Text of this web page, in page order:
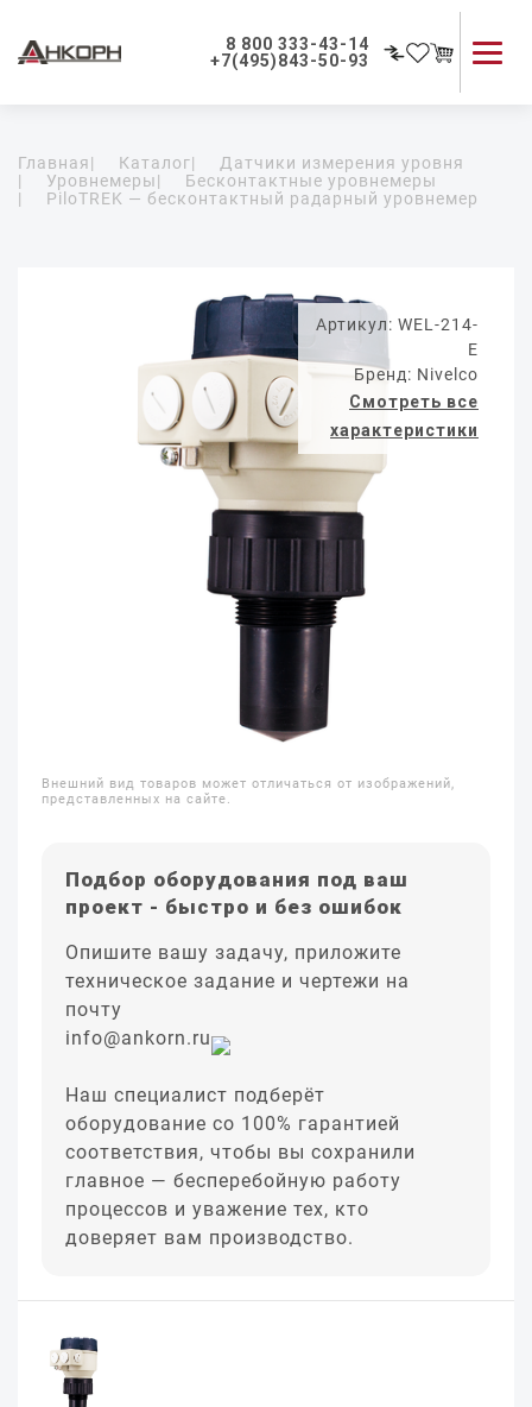
8 800 333-43-14
+7(495)843-50-93
Применение приборов
Как мы работаем
Главная| Каталог|
Датчики измерения уровня
|
Уровнемеры|
Бесконтактные уровнемеры
|
PiloTREK — бесконтактный радарный уровнемер
Артикул: WEL-214-
E
Бренд: Nivelco
Смотреть все
характеристики
Внешний вид товаров может отличаться от изображений,
представленных на сайте.
Подбор оборудования под ваш
проект - быстро и без ошибок
Опишите вашу задачу, приложите
техническое задание и чертежи на
почту
info@ankorn.ru
Наш специалист подберёт
оборудование со 100% гарантией
соответствия, чтобы вы сохранили
главное — бесперебойную работу
процессов и уважение тех, кто
доверяет вам производство.